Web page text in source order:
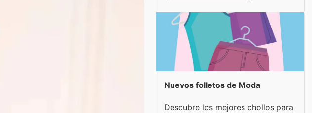
Nuevos folletos de Moda
Descubre los mejores chollos para